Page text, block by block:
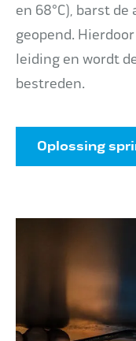
en 68°C), barst
geopend.
leiding en wordt
bestreden.
Oplossing